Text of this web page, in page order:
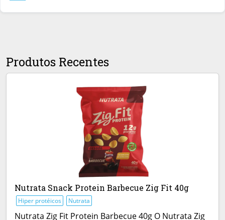
Produtos Recentes
Nutrata Snack Protein Barbecue Zig Fit 40g
Hiper protéicos Nutrata
Nutrata Zig Fit Protein Barbecue 40g O Nutrata Zig